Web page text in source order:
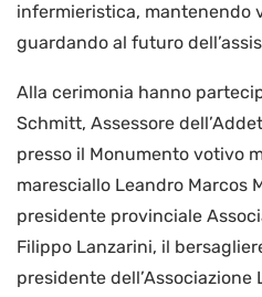
infermieristica, mantenendo
guardando al futuro
Alla cerimonia hanno
Schmitt, Assessore
presso il Monumento votivo
maresciallo Leandro Marcos
presidente provinciale
Filippo Lanzarini, il
presidente dell’Associazione